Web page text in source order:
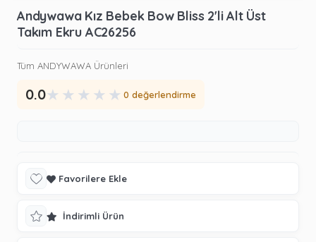
Andywawa Kız Bebek Bow Bliss 2'li Alt Üst
Takım Ekru AC26256
Tüm ANDYWAWA Ürünleri
0.0★ ★ ★ ★ ★ 0 değerlendirme
Favorilere Ekle
İndirimli Ürün